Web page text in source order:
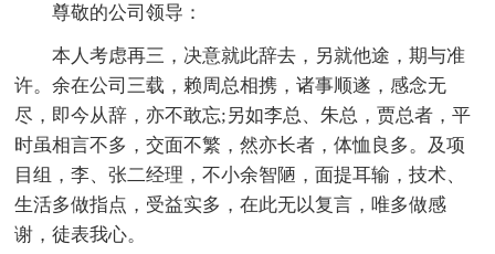
尊敬的公司领导：
本人考虑再三，决意就此辞去，另就他途，期与准
许。余在公司三载，赖周总相携，诸事顺遂，感念无
尽，即今从辞，亦不敢忘;另如李总、朱总，贾总者，平
时虽相言不多，交面不繁，然亦长者，体恤良多。及项
目组，李、张二经理，不小余智陋，面提耳输，技术、
生活多做指点，受益实多，在此无以复言，唯多做感
谢，徒表我心。